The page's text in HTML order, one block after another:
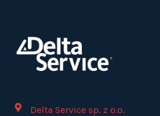
Delta Service sp. z o.o.